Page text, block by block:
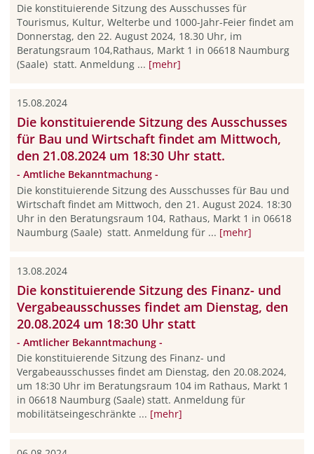
Die konstituierende Sitzung des Ausschusses für
Tourismus, Kultur, Welterbe und 1000-Jahr-Feier findet am
Donnerstag, den 22. August 2024, 18.30 Uhr, im
Beratungsraum 104,Rathaus, Markt 1 in 06618 Naumburg
(Saale) statt. Anmeldung ... [mehr]
15.08.2024
Die konstituierende Sitzung des Ausschusses
für Bau und Wirtschaft findet am Mittwoch,
den 21.08.2024 um 18:30 Uhr statt.
- Amtliche Bekanntmachung -
Die konstituierende Sitzung des Ausschusses für Bau und
Wirtschaft findet am Mittwoch, den 21. August 2024. 18:30
Uhr in den Beratungsraum 104, Rathaus, Markt 1 in 06618
Naumburg (Saale) statt. Anmeldung für ... [mehr]
13.08.2024
Die konstituierende Sitzung des Finanz- und
Vergabeausschusses findet am Dienstag, den
20.08.2024 um 18:30 Uhr statt
- Amtlicher Bekanntmachung -
Die konstituierende Sitzung des Finanz- und
Vergabeausschusses findet am Dienstag, den 20.08.2024,
um 18:30 Uhr im Beratungsraum 104 im Rathaus, Markt 1
in 06618 Naumburg (Saale) statt. Anmeldung für
mobilitätseingeschränkte ... [mehr]